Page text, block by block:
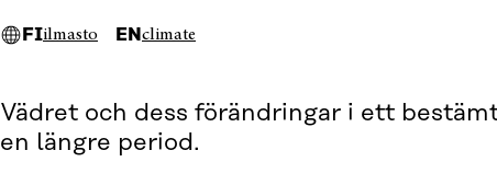
FIilmasto EN climate
Vädret och dess förändringar i ett
en längre period.